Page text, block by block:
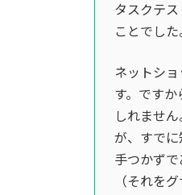
タスクテ
ことでした
ネットシ
す。です
しれません
が、すで
手つかず
（それを